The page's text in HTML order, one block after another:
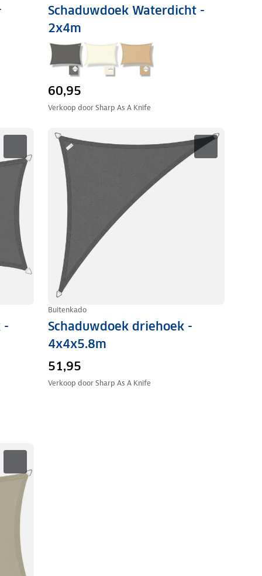
Schaduwdoek Waterdicht -
2x4m
60,95
Verkoop doorSharp As A Knife
-
Buitenkado
Schaduwdoek driehoek -
4x4x5.8m
51,95
Verkoop doorSharp As A Knife